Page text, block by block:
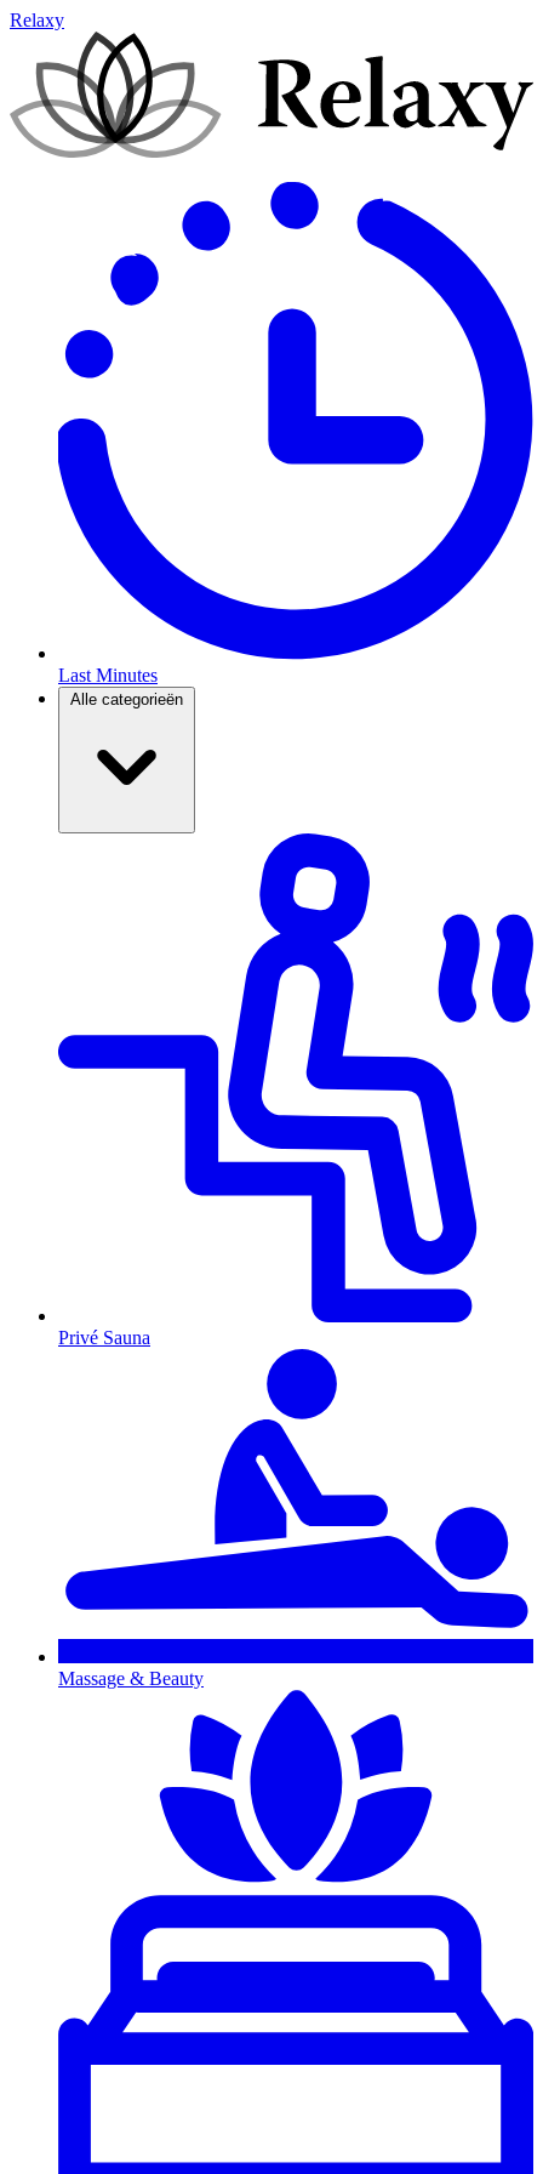
Relaxy
Last Minutes
Alle categorieën
Privé Sauna
Massage & Beauty